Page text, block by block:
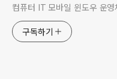
컴퓨터 IT 모바일 윈도우 운
구독하기